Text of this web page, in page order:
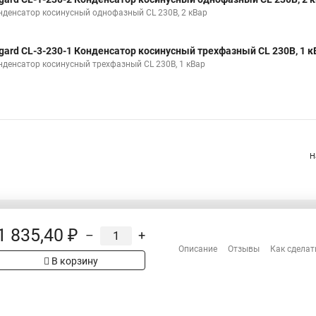
косинусный однофазный CL 230В, 2 кВар
CL-3-230-1 Конденсатор косинусный трехфазный CL 230В, 1
косинусный трехфазный CL 230В, 1 кВар
на сайте имеет
товар
Сотрудничество
835,40 ₽ – +
В корзину
Описание Отзывы Как